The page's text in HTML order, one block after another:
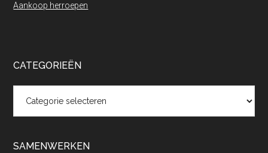
Aankoop herroepen
CATEGORIEËN
SAMENWERKEN